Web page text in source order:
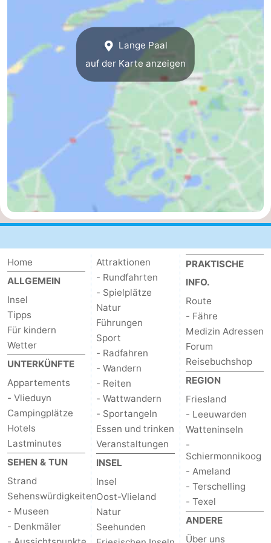
Lange Paal
auf der Karte anzeigen
Home
ALLGEMEIN
Insel
Tipps
Für kindern
Wetter
UNTERKÜNFTE
Appartements
- Vlieduyn
Campingplätze
Hotels
Lastminutes
SEHEN & TUN
Strand
Sehenswürdigkeiten
- Museen
- Denkmäler
Attraktionen
- Rundfahrten
- Spielplätze
Natur
Führungen
Sport
- Radfahren
- Wandern
- Reiten
- Wattwandern
- Sportangeln
Essen und trinken
Veranstaltungen
INSEL
Insel
Oost-Vlieland
Natur
Seehunden
PRAKTISCHE
INFO.
Route
- Fähre
Medizin Adressen
Forum
Reisebuchshop
REGION
Friesland
- Leeuwarden
Watteninseln
-
Schiermonnikoog
- Ameland
- Terschelling
- Texel
ANDERE
Über uns